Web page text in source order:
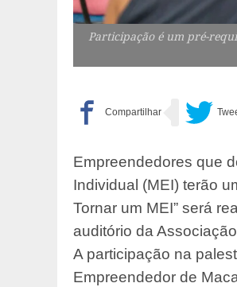
Participação é um pré-
Empreendedores que
Individual (MEI) terão
Tornar um MEI” será
auditório da
A participação na
Empreendedor de